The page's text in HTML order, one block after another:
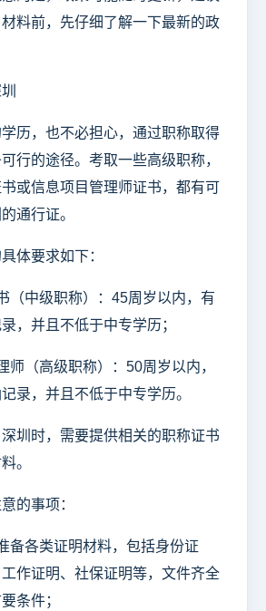
料前，先仔细了解一下最新的政
历，也不必担心，通过职称取得
行的途径。考取一些高级职称，
或信息项目管理师证书，都有可
通行证。
体要求如下：
（中级职称）：45周岁以内，有
，并且不低于中专学历；
师（高级职称）：50周岁以内，
录，并且不低于中专学历。
圳时，需要提供相关的职称证书
。
的事项：
备各类证明材料，包括身份证
作证明、社保证明等，文件齐全
条件；